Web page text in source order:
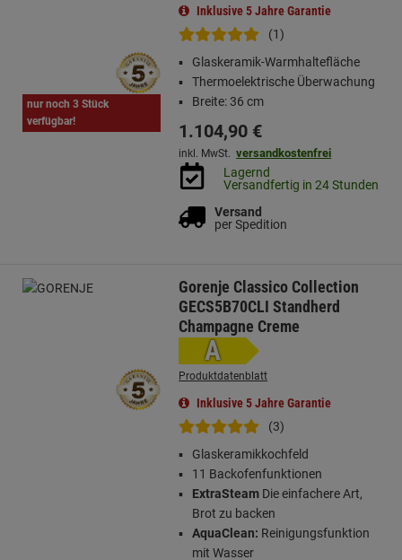
nur noch 3 Stück
verfügbar!
Inklusive 5 Jahre Garantie
(1)
Glaskeramik-Warmhaltefläche
Thermoelektrische Überwachung
Breite: 36 cm
1.104,90 €
inkl. MwSt. versandkostenfrei
Lagernd
Versandfertig in 24 Stunden
Versand
per Spedition
Gorenje Classico Collection
GECS5B70CLI Standherd
Champagne Creme
A
Produktdatenblatt
Inklusive 5 Jahre Garantie
(3)
Glaskeramikkochfeld
11 Backofenfunktionen
ExtraSteam Die einfachere Art,
Brot zu backen
AquaClean: Reinigungsfunktion
mit Wasser